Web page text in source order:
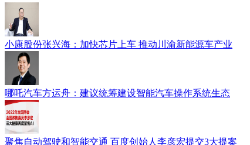
小康股份张兴海：加快芯片上车 推动川渝新能源车产业
哪吒汽车方运舟：建议统筹建设智能汽车操作系统生态
聚焦自动驾驶和智能交通 百度创始人李彦宏提交3大提案